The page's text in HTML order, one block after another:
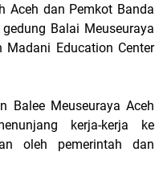
Aceh dan Pemkot Banda
Balai Meuseuraya
Education Center
Balee Meuseuraya Aceh
kerja-kerja ke
oleh pemerintah dan